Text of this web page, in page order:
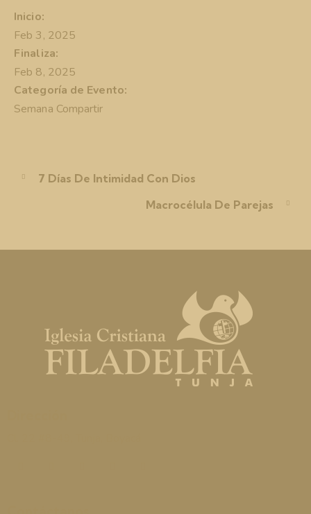
Inicio:
Feb 3, 2025
Finaliza:
Feb 8, 2025
Categoría de Evento:
Semana Compartir
7 Días De Intimidad Con Dios
Macrocélula De Parejas